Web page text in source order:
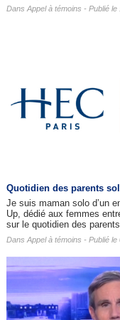
Dans Appel à témoins - Publié le
Quotidien des parents
Je suis maman solo d’un
Up, dédié aux femmes
sur le quotidien des
Dans Appel à témoins - Publié le